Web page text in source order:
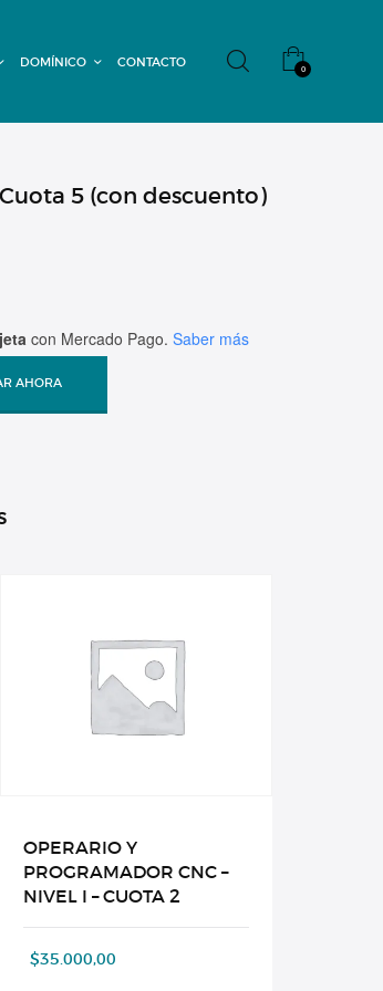
DOMÍNICO CONTACTO 0
Cuota 5 (con descuento)
con Mercado Pago. Saber más
AHORA
OPERARIO Y
PROGRAMADOR CNC –
NIVEL I – CUOTA 2
$35.000,00